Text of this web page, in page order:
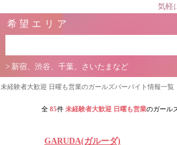
気軽
希望エリア
> 新宿、渋谷、千葉、さいたまなど
未経験者大歓迎 日曜も営業のガールズバーバイト情報一覧
全 85件 未経験者大歓迎 日曜も営業のガール
GARUDA(ガルーダ)